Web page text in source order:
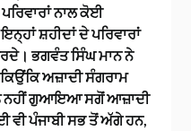
ਨਾਲ ਕੋਈ
ਸ਼ਹੀਦਾਂ ਦੇ ਪਰਿਵਾਰਾਂ
ਭਗਵੰਤ ਸਿੰਘ ਮਾਨ ਨੇ
ਅਜ਼ਾਦੀ ਸੰਗਰਾਮ
ਨਹੀਂ ਗੁਆਇਆ ਸਗੋਂ ਆਜ਼ਾਦੀ
ਵੀ ਪੰਜਾਬੀ ਸਭ ਤੋਂ ਅੱਗੇ ਹਨ,